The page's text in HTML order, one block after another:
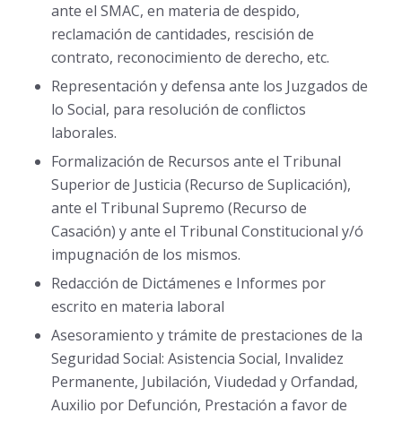
ante el SMAC, en materia de despido,
reclamación de cantidades, rescisión de
contrato, reconocimiento de derecho, etc.
Representación y defensa ante los Juzgados de
lo Social, para resolución de conflictos
laborales.
Formalización de Recursos ante el Tribunal
Superior de Justicia (Recurso de Suplicación),
ante el Tribunal Supremo (Recurso de
Casación) y ante el Tribunal Constitucional y/ó
impugnación de los mismos.
Redacción de Dictámenes e Informes por
escrito en materia laboral
Asesoramiento y trámite de prestaciones de la
Seguridad Social: Asistencia Social, Invalidez
Permanente, Jubilación, Viudedad y Orfandad,
Auxilio por Defunción, Prestación a favor de